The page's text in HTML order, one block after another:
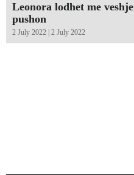
Leonora lodhet me
pushon
2 July 2022 | 2 July 2022